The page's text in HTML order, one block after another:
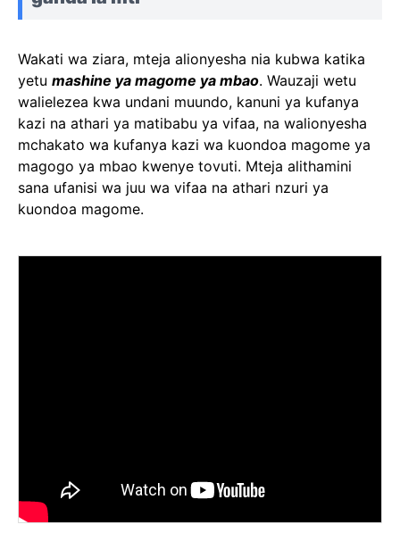
Wakati wa ziara, mteja alionyesha nia kubwa katika
yetu mashine ya magome ya mbao. Wauzaji wetu
walielezea kwa undani muundo, kanuni ya kufanya
kazi na athari ya matibabu ya vifaa, na walionyesha
mchakato wa kufanya kazi wa kuondoa magome ya
magogo ya mbao kwenye tovuti. Mteja alithamini
sana ufanisi wa juu wa vifaa na athari nzuri ya
kuondoa magome.